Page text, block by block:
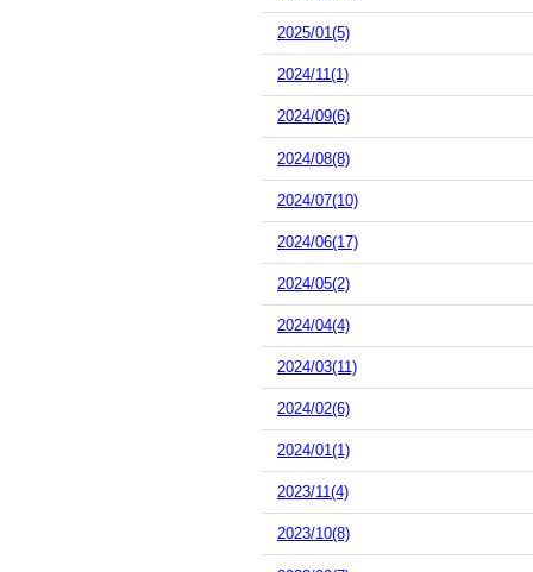
2025/01(5)
2024/11(1)
2024/09(6)
2024/08(8)
2024/07(10)
2024/06(17)
2024/05(2)
2024/04(4)
2024/03(11)
2024/02(6)
2024/01(1)
2023/11(4)
2023/10(8)